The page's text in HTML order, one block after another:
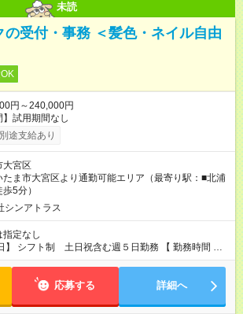
未読
の受付・事務 ＜髪色・ネイル自由
円～240,000円
】試用期間なし
途支給あり
大宮区
たま市大宮区より通勤可能エリア（最寄り駅：■北浦
5分）
シンアトラス
定なし
シフト制 土日祝含む週５日勤務 【 勤務時間 】
20：00（実働8h／休憩１h） ※残業ほとんどありま
応募する 詳細へ